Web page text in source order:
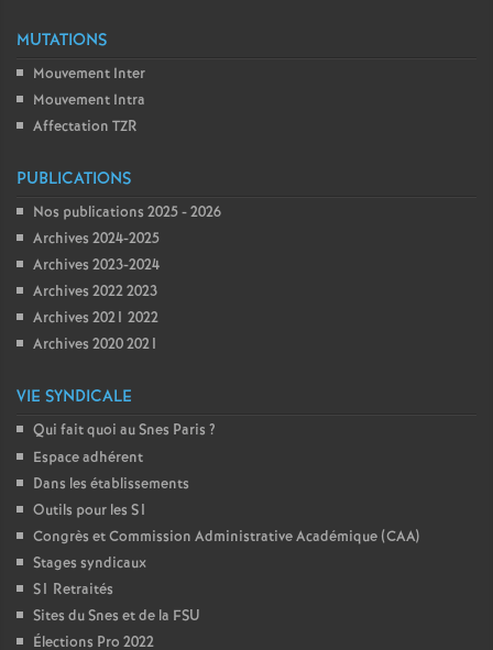
MUTATIONS
Mouvement Inter
Mouvement Intra
Affectation TZR
PUBLICATIONS
Nos publications 2025 - 2026
Archives 2024-2025
Archives 2023-2024
Archives 2022 2023
Archives 2021 2022
Archives 2020 2021
VIE SYNDICALE
Qui fait quoi au Snes Paris ?
Espace adhérent
Dans les établissements
Outils pour les S1
Congrès et Commission Administrative Académique (CAA)
Stages syndicaux
S1 Retraités
Sites du Snes et de la FSU
Élections Pro 2022